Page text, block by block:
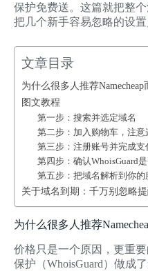
保护免费送。这篇就把整
把几个新手容易忽略的设置
文章目录
为什么很多人推荐Namecheap
图文教程
第一步：搜索并选定域名
第二步：加入购物车，注意
第三步：注册账号并完成支
第四步：确认WhoisGuard
第五步：把域名解析到你的
关于域名到期：千万别忽略
为什么很多人推荐
价格只是一个原因，更重
保护（WhoisGuard）做成